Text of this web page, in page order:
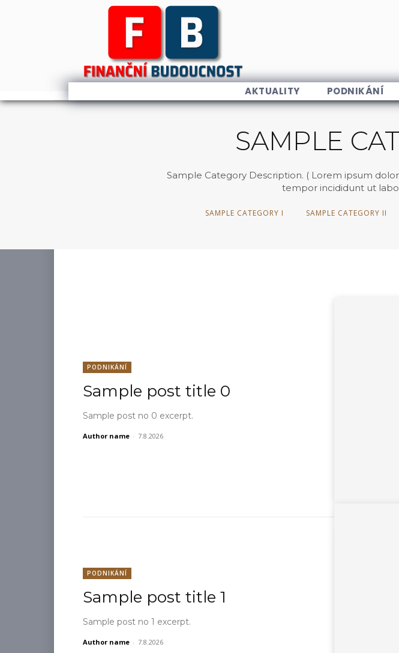
AKTUALITY PODNIKÁNÍ
SAMPLE
Sample Category Description. ( Lorem ipsum
tempor incididunt ut
SAMPLE CATEGORY I SAMPLE CATEGORY II
PODNIKÁNÍ
Sample post title 0
Sample post no 0 excerpt.
Author name - 7.8.2026
PODNIKÁNÍ
Sample post title 1
Sample post no 1 excerpt.
Author name - 7.8.2026